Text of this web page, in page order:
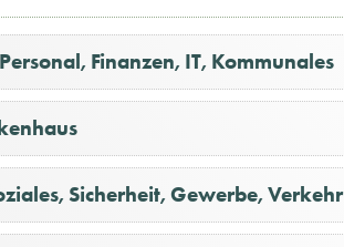
Finanzen, IT, Kommunales
Sicherheit, Gewerbe, Verkehr